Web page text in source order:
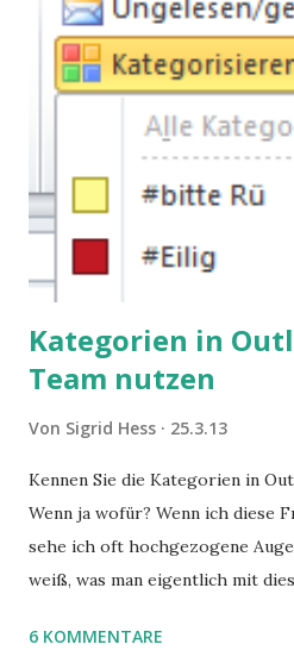
Kategorien in
Team nutzen
Von Sigrid Hess 25.3.13
Kennen Sie die Kategorien in
Wenn ja wofür? Wenn ich diese
sehe ich oft hochgezogene
weiß, was man eigentlich mit
sie Ihnen vor.
6 KOMMENTARE